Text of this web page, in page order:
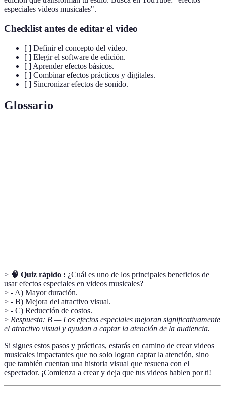
especiales videos musicales".
Checklist antes de editar el video
[ ] Definir el concepto del video.
[ ] Elegir el software de edición.
[ ] Aprender efectos básicos.
[ ] Combinar efectos prácticos y digitales.
[ ] Sincronizar efectos de sonido.
Glossario
> 🧠 Quiz rápido : ¿Cuál es uno de los principales beneficios de
usar efectos especiales en videos musicales?
> - A) Mayor duración.
> - B) Mejora del atractivo visual.
> - C) Reducción de costos.
> Respuesta: B — Los efectos especiales mejoran significativamente
el atractivo visual y ayudan a captar la atención de la audiencia.
Si sigues estos pasos y prácticas, estarás en camino de crear videos
musicales impactantes que no solo logran captar la atención, sino
que también cuentan una historia visual que resuena con el
espectador. ¡Comienza a crear y deja que tus videos hablen por ti!